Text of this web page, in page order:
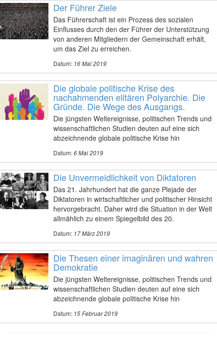
Der Führer Ziele
Das Führerschaft ist ein Prozess des sozialen
Einflusses durch den der Führer der Unterstützung
von anderen Mitgliedern der Gemeinschaft erhält,
um das Ziel zu erreichen.
Datum: 16 Mai 2019
Die globale politische Krise des
nachahmenden elitären Polyarchie. Die
Gründe. Die Wege des Ausgangs.
Die jüngsten Weltereignisse, politischen Trends und
wissenschaftlichen Studien deuten auf eine sich
abzeichnende globale politische Krise hin
Datum:6 Mai 2019
Die Unvermeidlichkeit von Diktatoren
Das 21. Jahrhundert hat die ganze Plejade der
Diktatoren in wirtschaftlicher und politischer Hinsicht
hervorgebracht. Daher wird die Situation in der Welt
allmählich zu einem Spiegelbild des 20.
Datum: 17 März 2019
Die Thesen einer imaginären und wahren
Demokratie
Die jüngsten Weltereignisse, politischen Trends und
wissenschaftlichen Studien deuten auf eine sich
abzeichnende globale politische Krise hin
Datum: 15 Februar 2019